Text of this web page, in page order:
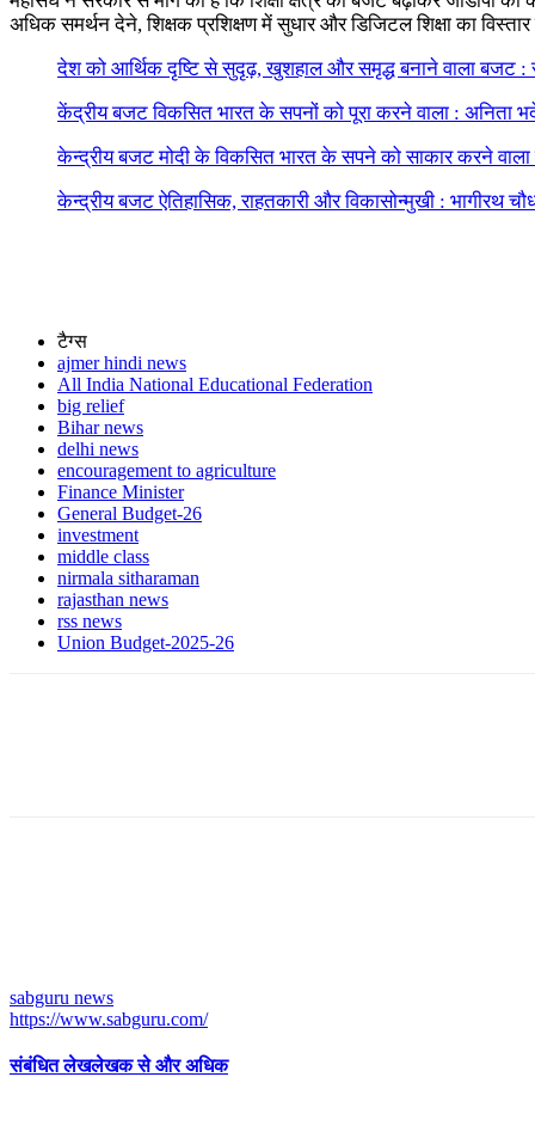
अधिक समर्थन देने, शिक्षक प्रशिक्षण में सुधार और डिजिटल शिक्षा का
देश को आर्थिक दृष्टि से सुदृढ़, खुशहाल और समृद्ध बनाने वाला बजट :
केंद्रीय बजट विकसित भारत के सपनों को पूरा करने वाला : अनिता
केन्द्रीय बजट मोदी के विकसित भारत के सपने को साकार करने
केन्द्रीय बजट ऐतिहासिक, राहतकारी और विकासोन्मुखी : भागीरथ
टैग्स
ajmer hindi news
All India National Educational Federation
big relief
Bihar news
delhi news
encouragement to agriculture
Finance Minister
General Budget-26
investment
middle class
nirmala sitharaman
rajasthan news
rss news
Union Budget-2025-26
sabguru news
https://www.sabguru.com/
संबंधित लेखलेखक से और अधिक